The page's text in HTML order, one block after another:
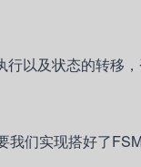
以及状态的转移
们实现搭好了